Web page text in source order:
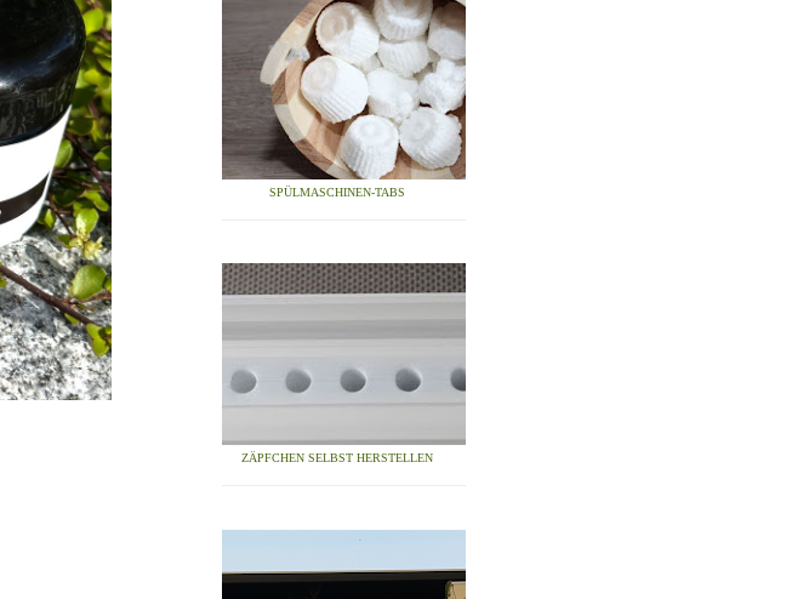
SPÜLMASCHINEN-TABS
ZÄPFCHEN SELBST HERSTELLEN